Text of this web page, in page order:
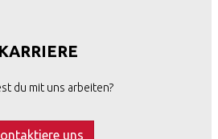
KARRIERE
du mit uns arbeiten?
uns